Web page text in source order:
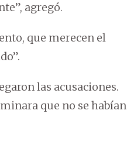
agregó.
que merecen el
las acusaciones.
que no se habían